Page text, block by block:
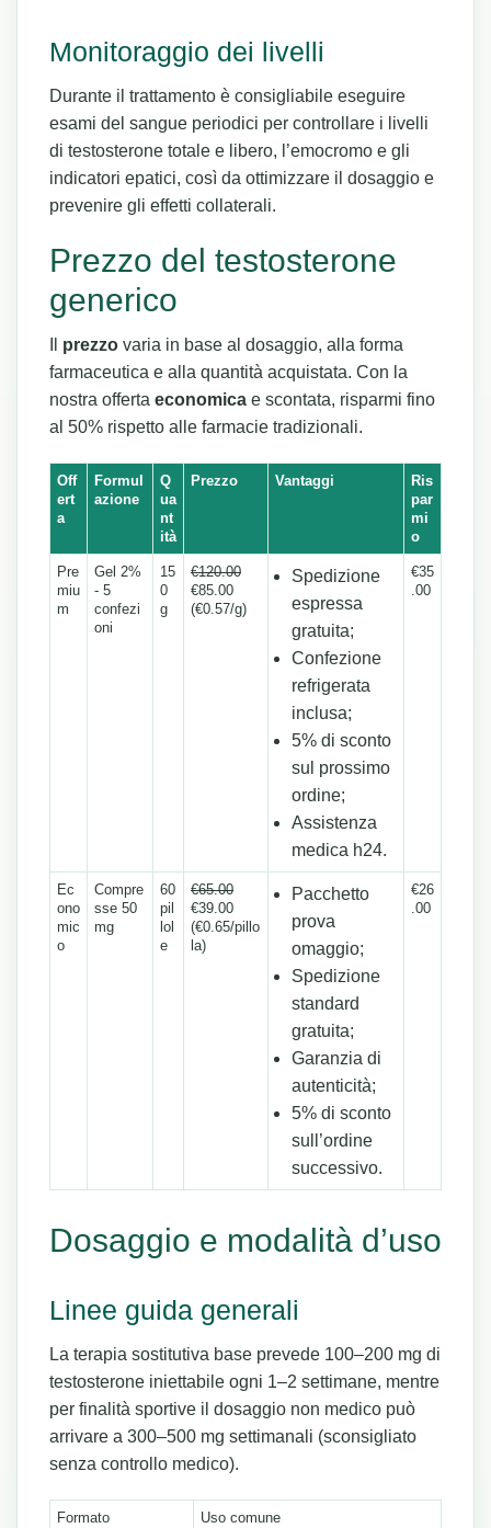
Monitoraggio dei livelli
Durante il trattamento è consigliabile eseguire
esami del sangue periodici per controllare i livelli
di testosterone totale e libero, l’emocromo e gli
indicatori epatici, così da ottimizzare il dosaggio e
prevenire gli effetti collaterali.
Prezzo del testosterone
generico
prezzo varia in base al dosaggio, alla forma
farmaceutica e alla quantità acquistata. Con la
nostra offerta economica e scontata, risparmi fino
al 50% rispetto alle farmacie tradizionali.
Off
ert
a
Formul
azione
Q
ua
nt
ità
Prezzo Vantaggi
Ris
par
mi
o
Pre
miu
m
Gel 2%
- 5
confezi
oni
15
0
g
€120.00
€85.00
(€0.57/g)
Spedizione
espressa
gratuita;
Confezione
refrigerata
inclusa;
5% di sconto
sul prossimo
ordine;
Assistenza
medica h24.
€35
.00
Ec
ono
mic
o
Compre
sse 50
mg
60
pil
lol
e
€65.00
€39.00
(€0.65/pillo
la)
Pacchetto
prova
omaggio;
Spedizione
standard
gratuita;
Garanzia di
autenticità;
5% di sconto
sull’ordine
successivo.
€26
.00
Dosaggio e modalità d’uso
Linee guida generali
La terapia sostitutiva base prevede 100–200 mg di
testosterone iniettabile ogni 1–2 settimane, mentre
per finalità sportive il dosaggio non medico può
arrivare a 300–500 mg settimanali (sconsigliato
senza controllo medico).
Formato Uso comune